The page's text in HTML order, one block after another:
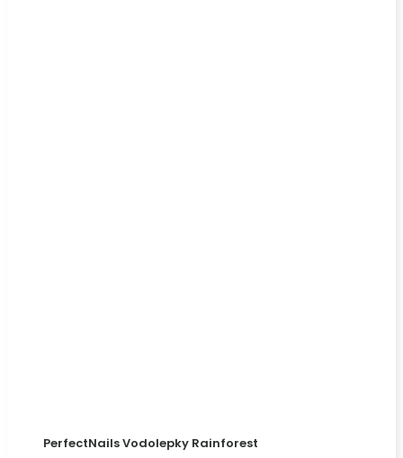
PerfectNails Vodolepky Rainforest